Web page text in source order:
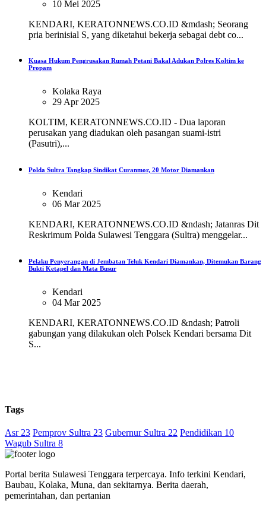
10 Mei 2025
KENDARI, KERATONNEWS.CO.ID &mdash; Seorang
pria berinisial S, yang diketahui bekerja sebagai debt co...
Kuasa Hukum Pengrusakan Rumah Petani Bakal Adukan Polres Koltim ke
Propam
Kolaka Raya
29 Apr 2025
KOLTIM, KERATONNEWS.CO.ID - Dua laporan
perusakan yang diadukan oleh pasangan suami-istri
(Pasutri),...
Polda Sultra Tangkap Sindikat Curanmor, 20 Motor Diamankan
Kendari
06 Mar 2025
KENDARI, KERATONNEWS.CO.ID &ndash; Jatanras Dit
Reskrimum Polda Sulawesi Tenggara (Sultra) menggelar...
Pelaku Penyerangan di Jembatan Teluk Kendari Diamankan, Ditemukan Barang
Bukti Ketapel dan Mata Busur
Kendari
04 Mar 2025
KENDARI, KERATONNEWS.CO.ID &ndash; Patroli
gabungan yang dilakukan oleh Polsek Kendari bersama Dit
S...
Tags
Asr 23 Pemprov Sultra 23 Gubernur Sultra 22 Pendidikan 10
Wagub Sultra 8
Portal berita Sulawesi Tenggara terpercaya. Info terkini Kendari,
Baubau, Kolaka, Muna, dan sekitarnya. Berita daerah,
pemerintahan, dan pertanian